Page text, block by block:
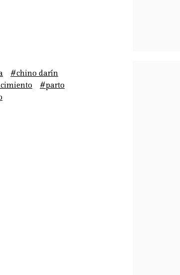
#chino darín
#parto